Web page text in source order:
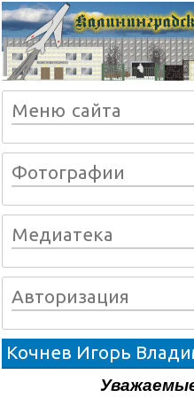
Меню сайта
Фотографии
Медиатека
Авторизация
Кочнев Игорь